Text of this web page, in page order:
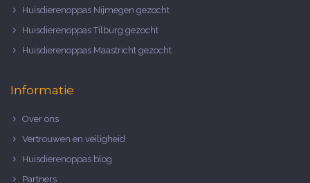
Huisdierenoppas Nijmegen gezocht
Huisdierenoppas Tilburg gezocht
Huisdierenoppas Maastricht gezocht
Informatie
Over ons
Vertrouwen en veiligheid
Huisdierenoppas blog
Partners